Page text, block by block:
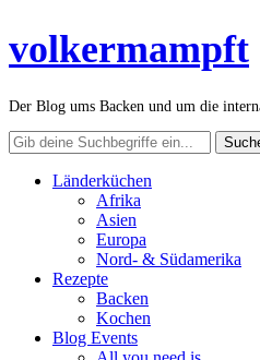
volkermampft
Der Blog ums Backen und um die
Länderküchen
Afrika
Asien
Europa
Nord- & Südamerika
Rezepte
Backen
Kochen
Blog Events